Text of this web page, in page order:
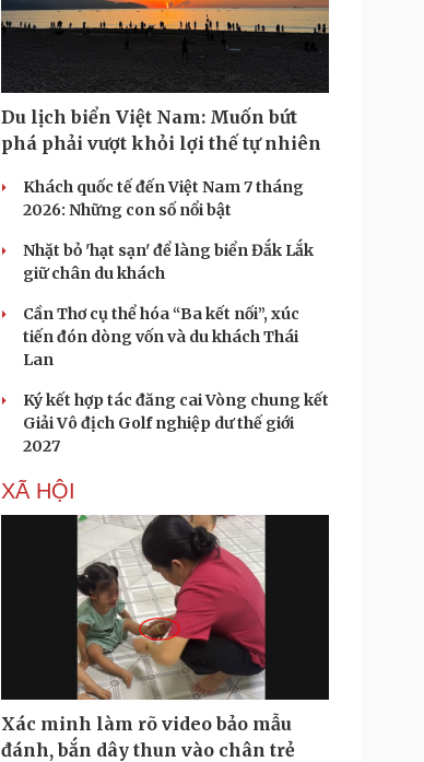
Du lịch biển Việt Nam: Muốn bứt
phá phải vượt khỏi lợi thế tự nhiên
Khách quốc tế đến Việt Nam 7 tháng
2026: Những con số nổi bật
Nhặt bỏ 'hạt sạn' để làng biển Đắk Lắk
giữ chân du khách
Cần Thơ cụ thể hóa “Ba kết nối”, xúc
tiến đón dòng vốn và du khách Thái
Lan
Ký kết hợp tác đăng cai Vòng chung kết
Giải Vô địch Golf nghiệp dư thế giới
2027
XÃ HỘI
Xác minh làm rõ video bảo mẫu
đánh, bắn dây thun vào chân trẻ